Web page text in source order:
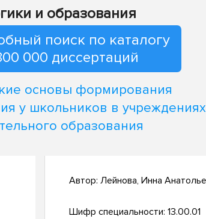
и образования
поиск по каталогу
000 диссертаций
основы формирования
у школьников в учреждениях
образования
Автор: Лейнова, Инна
Шифр специальности: 13.00.01